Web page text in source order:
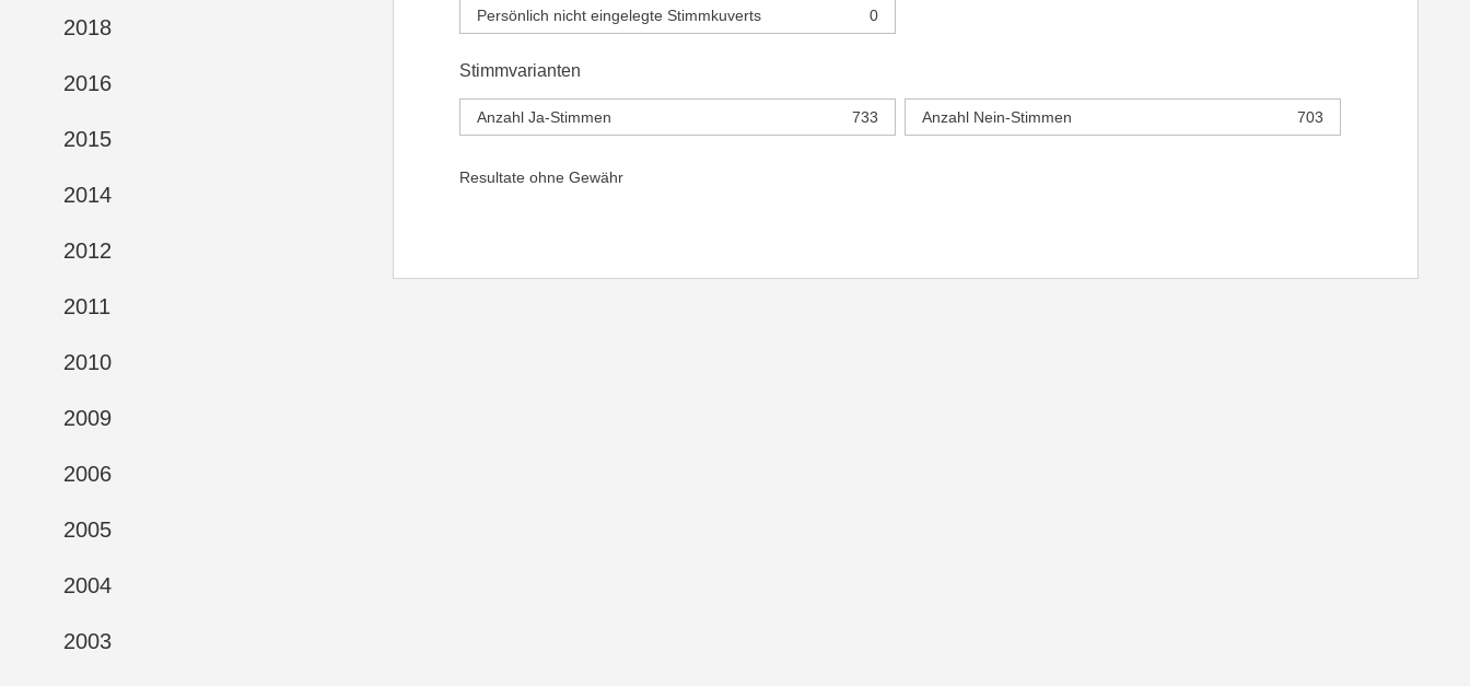
2018
2016
2015
2014
2012
2011
2010
2009
2006
2005
2004
2003
Persönlich nicht eingelegte Stimmkuverts 0
Stimmvarianten
Anzahl Ja-Stimmen 733 Anzahl Nein-Stimmen 703
Resultate ohne Gewähr